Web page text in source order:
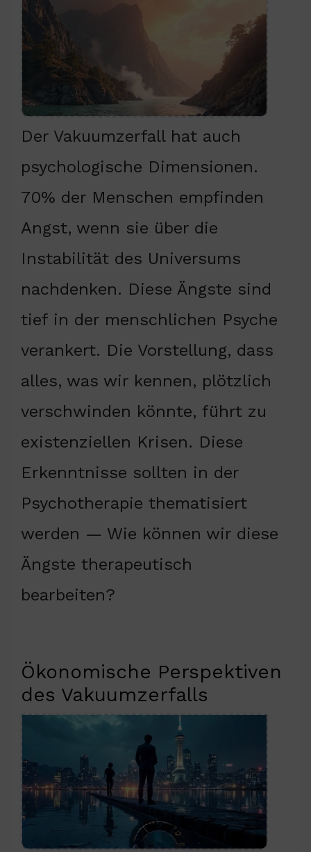
Der Vakuumzerfall hat auch
psychologische Dimensionen.
70% der Menschen empfinden
Angst, wenn sie über die
Instabilität des Universums
nachdenken. Diese Ängste sind
tief in der menschlichen Psyche
verankert. Die Vorstellung, dass
alles, was wir kennen, plötzlich
verschwinden könnte, führt zu
existenziellen Krisen. Diese
Erkenntnisse sollten in der
Psychotherapie thematisiert
werden — Wie können wir diese
Ängste therapeutisch
bearbeiten?
Ökonomische Perspektiven
des Vakuumzerfalls